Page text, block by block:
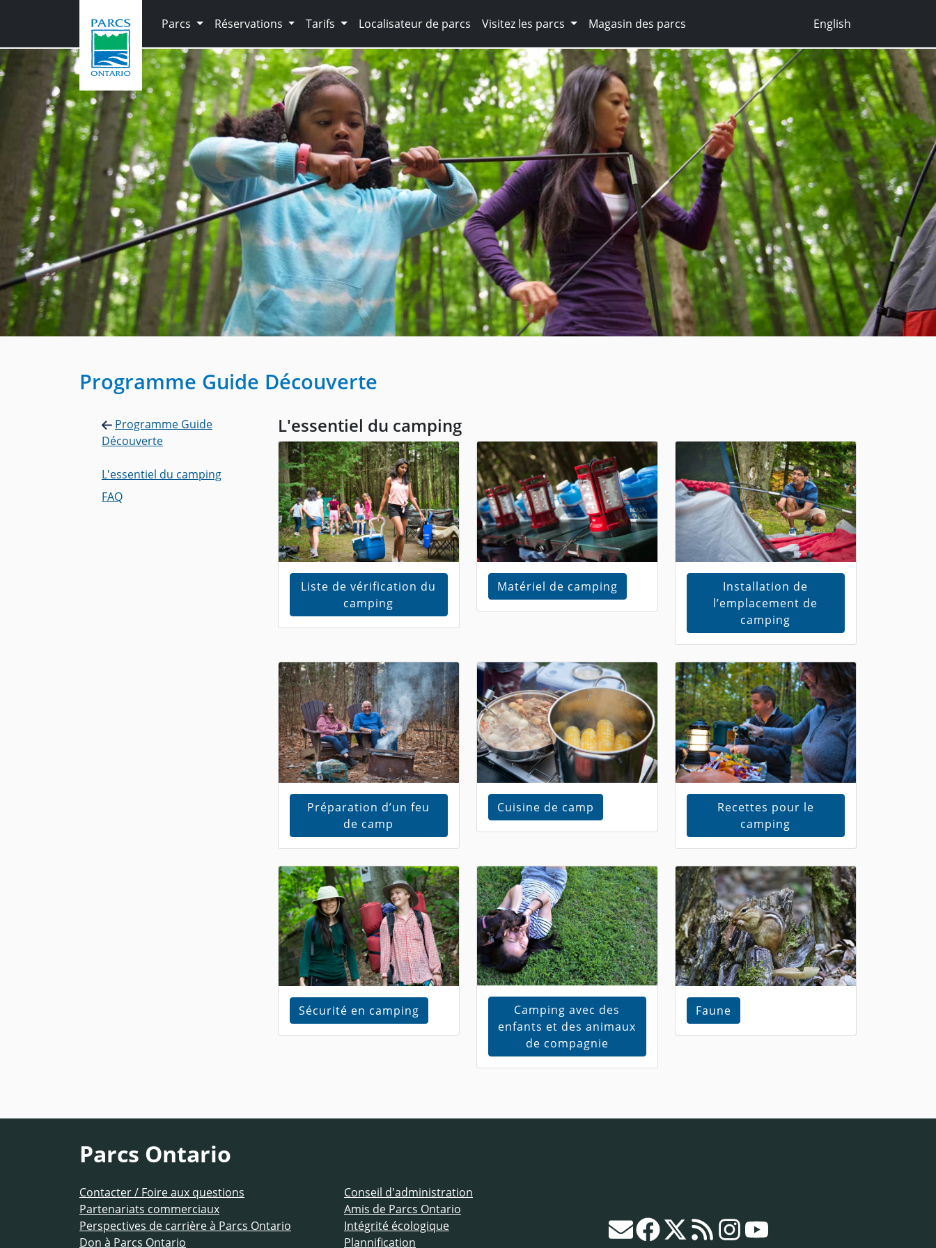
Parcs
Réservations Tarifs Localisateur de parcs Visitez les parcs Magasin des parcs English
Programme Guide Découverte
Programme Guide
Découverte
L'essentiel du camping
FAQ
L'essentiel du camping
Liste de vérification du
camping
Matériel de camping
Installation de
l’emplacement de
camping
Préparation d’un feu
de camp
Cuisine de camp
Recettes pour le
camping
Sécurité en camping
Camping avec des
enfants et des animaux
de compagnie
Faune
Parcs Ontario
Contacter / Foire aux questions
Partenariats commerciaux
Perspectives de carrière à Parcs Ontario
Don à Parcs Ontario
Conseil d'administration
Amis de Parcs Ontario
Intégrité écologique
Plannification